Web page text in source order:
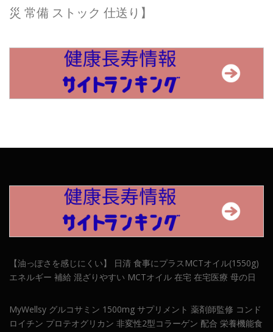
災 常備 ストック 仕送り】
【油っぽさを感じにくい】 日清 食事にプラスMCTオイル(1550g)
エネルギー 補給 混ざりやすい MCTオイル 在宅 在宅医療 母の日
MyWellsy グルコサミン 1500mg サプリメント 薬剤師監修 コンド
ロイチン プロテオグリカン 非変性2型コラーゲン 配合 栄養機能食